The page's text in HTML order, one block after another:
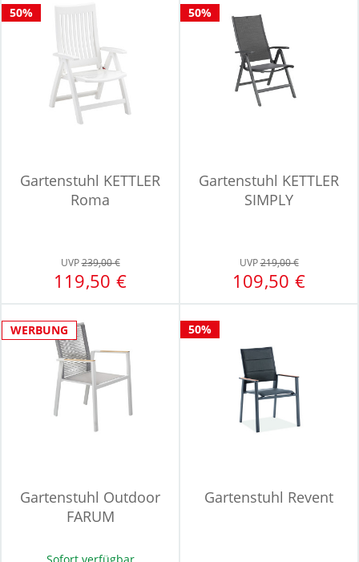
50%
Gartenstuhl KETTLER
Roma
UVP239,00 €
119,50 €
50%
Gartenstuhl KETTLER
SIMPLY
UVP219,00 €
109,50 €
WERBUNG
Gartenstuhl Outdoor
FARUM
50%
Gartenstuhl Revent